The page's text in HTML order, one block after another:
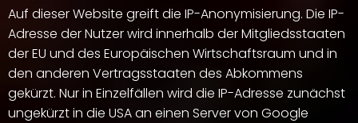
Auf dieser Website greift die IP-Anonymisierung. Die IP-
Adresse der Nutzer wird innerhalb der Mitgliedsstaaten
der EU und des Europäischen Wirtschaftsraum und in
den anderen Vertragsstaaten des Abkommens
gekürzt. Nur in Einzelfällen wird die IP-Adresse zunächst
ungekürzt in die USA an einen Server von Google